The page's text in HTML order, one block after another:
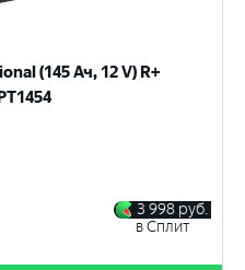
(145 Ач, 12 V) R+
3 998 руб.
в Сплит